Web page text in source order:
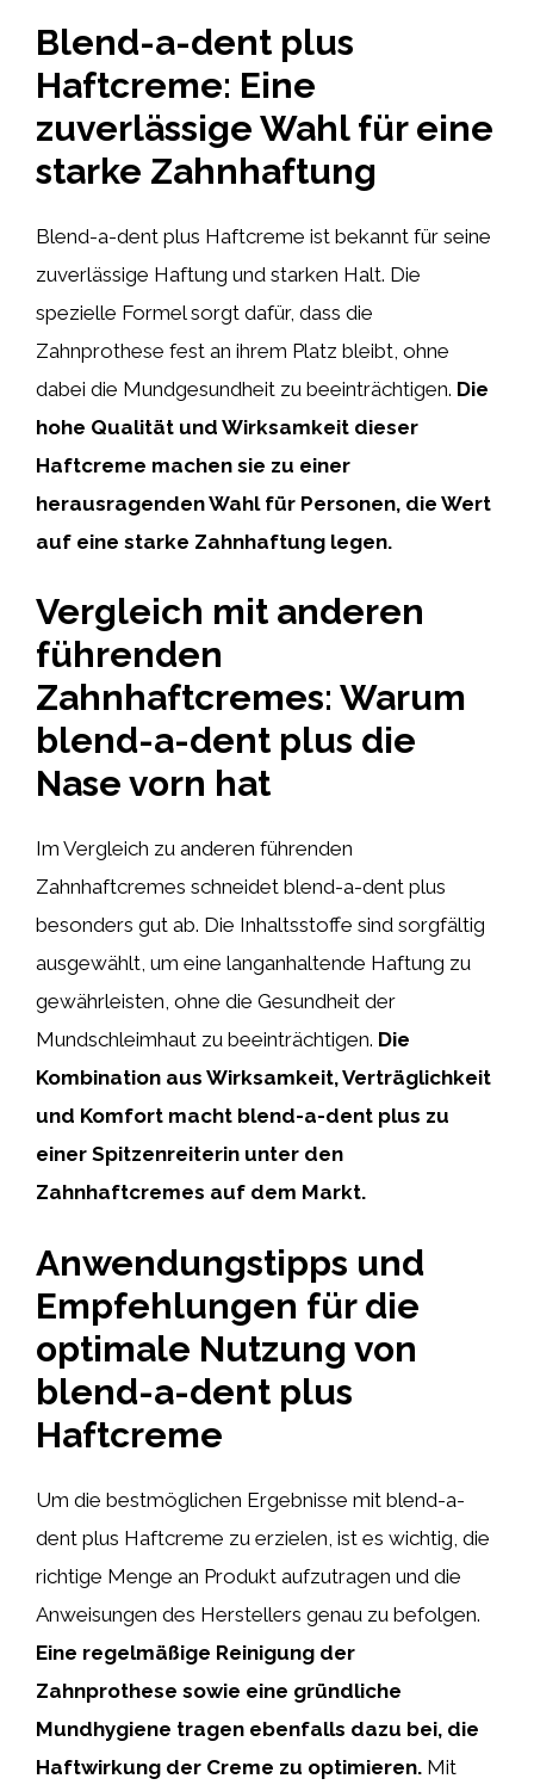
Blend-a-dent plus
Haftcreme: Eine
zuverlässige Wahl für eine
starke Zahnhaftung
Blend-a-dent plus Haftcreme ist bekannt für seine
zuverlässige Haftung und starken Halt. Die
spezielle Formel sorgt dafür, dass die
Zahnprothese fest an ihrem Platz bleibt, ohne
dabei die Mundgesundheit zu beeinträchtigen. Die
hohe Qualität und Wirksamkeit dieser
Haftcreme machen sie zu einer
herausragenden Wahl für Personen, die Wert
auf eine starke Zahnhaftung legen.
Vergleich mit anderen
führenden
Zahnhaftcremes: Warum
blend-a-dent plus die
Nase vorn hat
Im Vergleich zu anderen führenden
Zahnhaftcremes schneidet blend-a-dent plus
besonders gut ab. Die Inhaltsstoffe sind sorgfältig
ausgewählt, um eine langanhaltende Haftung zu
gewährleisten, ohne die Gesundheit der
Mundschleimhaut zu beeinträchtigen. Die
Kombination aus Wirksamkeit, Verträglichkeit
und Komfort macht blend-a-dent plus zu
einer Spitzenreiterin unter den
Zahnhaftcremes auf dem Markt.
Anwendungstipps und
Empfehlungen für die
optimale Nutzung von
blend-a-dent plus
Haftcreme
Um die bestmöglichen Ergebnisse mit blend-a-
dent plus Haftcreme zu erzielen, ist es wichtig, die
richtige Menge an Produkt aufzutragen und die
Anweisungen des Herstellers genau zu befolgen.
Eine regelmäßige Reinigung der
Zahnprothese sowie eine gründliche
Mundhygiene tragen ebenfalls dazu bei, die
Haftwirkung der Creme zu optimieren. Mit